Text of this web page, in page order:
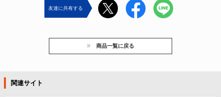
友達に共有する
商品一覧に戻る
関連サイト